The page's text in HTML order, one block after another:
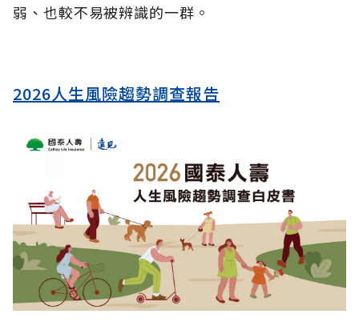
弱、也較不易被辨識的一群。
2026人生風險趨勢調查報告